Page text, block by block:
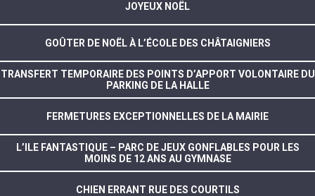
JOYEUX NOËL
GOÛTER DE NOËL À L’ÉCOLE DES CHÂTAIGNIERS
TRANSFERT TEMPORAIRE DES POINTS D’APPORT VOLONTAIRE DU
PARKING DE LA HALLE
FERMETURES EXCEPTIONNELLES DE LA MAIRIE
L’ILE FANTASTIQUE – PARC DE JEUX GONFLABLES POUR LES
MOINS DE 12 ANS AU GYMNASE
CHIEN ERRANT RUE DES COURTILS